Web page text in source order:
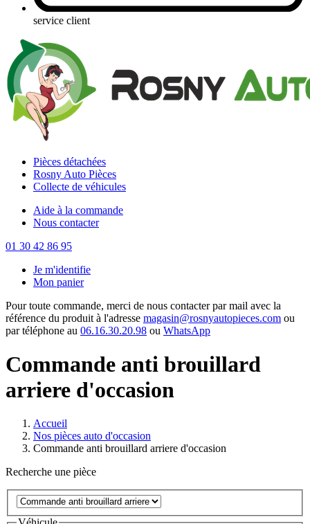
service client
Pièces détachées
Rosny Auto Pièces
Collecte de véhicules
Aide à la commande
Nous contacter
01 30 42 86 95
Je m'identifie
Mon panier
Pour toute commande, merci de nous contacter par mail avec la
référence du produit à l'adresse magasin@rosnyautopieces.com ou
par téléphone au 06.16.30.20.98 ou WhatsApp
Commande anti brouillard
arriere d'occasion
Accueil
Nos pièces auto d'occasion
Commande anti brouillard arriere d'occasion
Recherche une pièce